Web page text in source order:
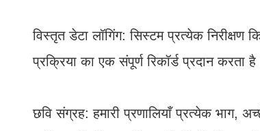
विस्तृत डेटा लॉगिंग: सिस्टम प्रत्येक
प्रक्रिया का एक संपूर्ण रिकॉर्ड प्रदान करता
छवि संग्रह: हमारी प्रणालियाँ प्रत्येक भाग,